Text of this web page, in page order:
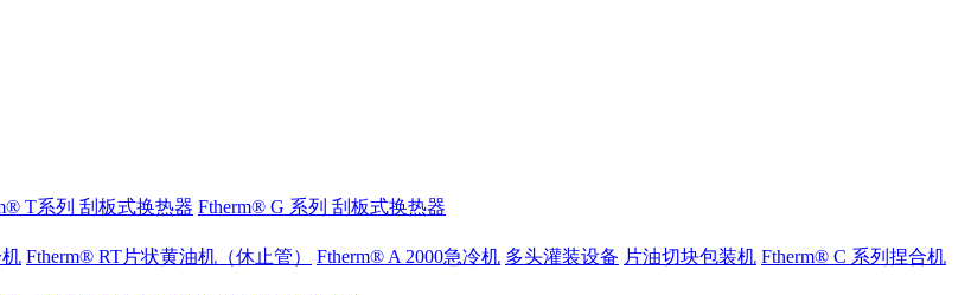
T系列 刮板式换热器 Ftherm® G 系列 刮板式换热器
Ftherm® RT片状黄油机（休止管） Ftherm® A 2000急冷机 多头灌装设备 片油切块包装机 Ftherm® C 系列捏合机